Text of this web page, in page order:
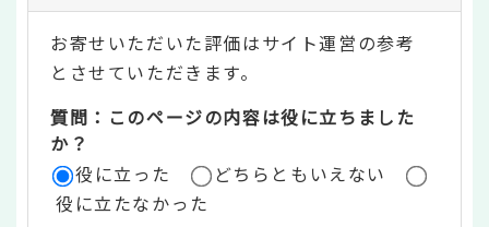
テ
ン
ツ
評
価
お寄せいただいた評価はサイト運営の参考
とさせていただきます。
質問：このページの内容は役に立ちました
か？
役に立った
どちらともいえない
役に立たなかった